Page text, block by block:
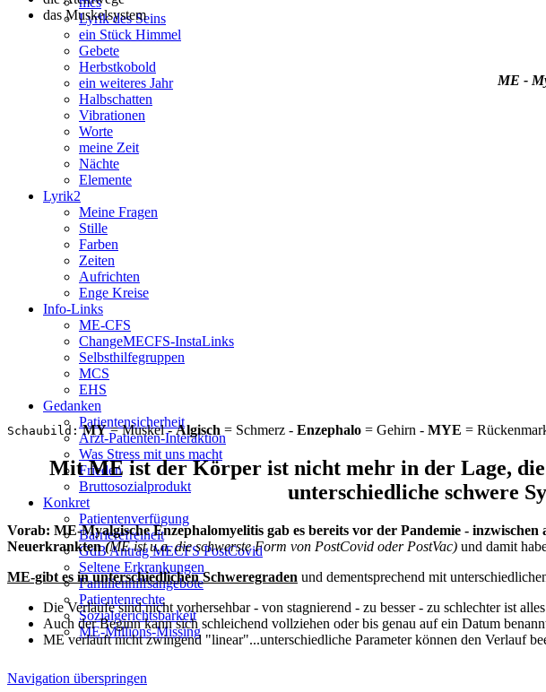
Lyrik des Seins
ein Stück Himmel
Gebete
Herbstkobold
ein weiteres Jahr
Halbschatten
Vibrationen
Worte
meine Zeit
Nächte
Elemente
Lyrik2
Meine Fragen
Stille
Farben
Zeiten
Aufrichten
Enge Kreise
Info-Links
ME-CFS
ChangeMECFS-InstaLinks
Selbsthilfegruppen
MCS
EHS
Gedanken
Patientensicherheit
Arzt-Patienten-Interaktion
Was Stress mit uns macht
Frieden
Bruttosozialprodukt
Konkret
Patientenverfügung
Barrierefreiheit
GdB Antrag MECFS PostCovid
Seltene Erkrankungen
Familienhilfsangebote
Patientenrechte
Sozialgerichtsbarkeit
ME-Millions-Missing
Navigation überspringen
das Muskelsystem
ME -
Schaubild: MY= Muskel -Algisch = Schmerz - Enzephalo = Gehirn - MYE =
Mit ME ist der Körper ist nicht mehr in der Lage,
unterschiedliche schwere
Vorab: ME-Myalgische Enzephalomyelitis gab es bereits vor der Pandemie -
Neuerkrankten(ME ist u.a. die schwerste Form von PostCovid oder PostVac) und damit
ME-gibt es in unterschiedlichen Schweregraden und dementsprechend mit
Die Verläufe sind nicht vorhersehbar - von stagnierend - zu besser - zu schlechter ist
Auch der Beginn kann sich schleichend vollziehen oder bis genau auf ein Datum
ME verläuft nicht zwingend "linear"...unterschiedliche Parameter können den Verlauf